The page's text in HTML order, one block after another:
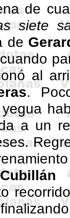
de
siete
de
al
.
a un
Cubillán